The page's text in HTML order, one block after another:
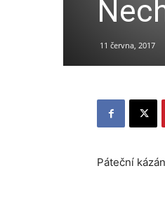
11 června, 2017
Páteční